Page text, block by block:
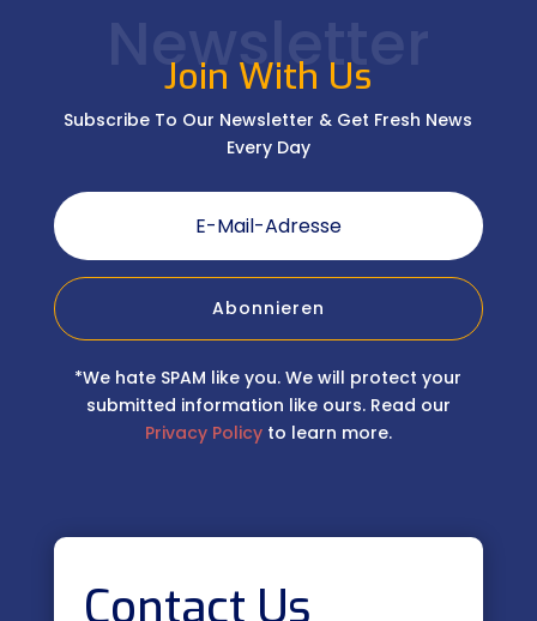
Newsletter
Join With Us
Subscribe To Our Newsletter & Get Fresh News
Every Day
Abonnieren
*We hate SPAM like you. We will protect your
submitted information like ours. Read our
Privacy Policyto learn more.
Contact Us